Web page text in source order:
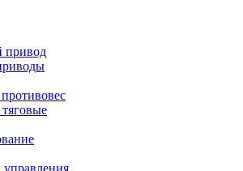
привод